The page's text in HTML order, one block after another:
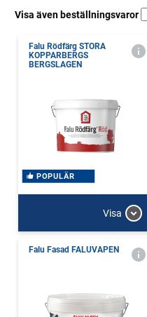
Visa även beställningsvaror
Falu Rödfärg STORA
KOPPARBERGS
BERGSLAGEN
POPULÄR
Visa
Falu Fasad FALUVAPEN